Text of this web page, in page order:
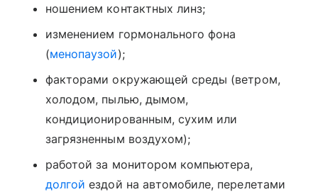
ношением контактных линз;
изменением гормонального фона
(менопаузой);
факторами окружающей среды (ветром,
холодом, пылью, дымом,
кондиционированным, сухим или
загрязненным воздухом);
работой за монитором компьютера,
долгой ездой на автомобиле, перелетами